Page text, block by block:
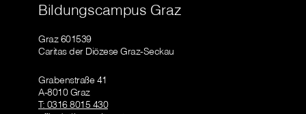
Bildungscampus Graz
Graz 601539
Caritas der Diözese Graz-Seckau
Grabenstraße 41
A-8010 Graz
T: 0316 8015 430